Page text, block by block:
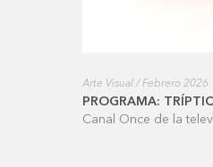
Arte Visual / Febrero 2026
PROGRAMA:
Canal Once de la